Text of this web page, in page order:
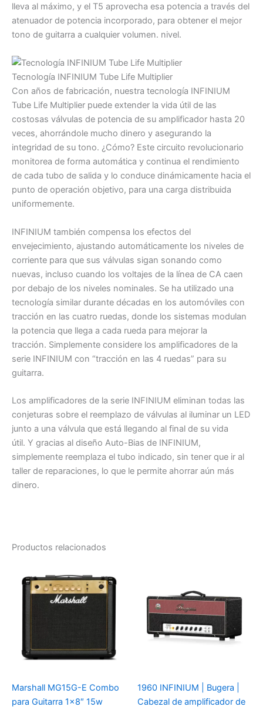
lleva al máximo, y el T5 aprovecha esa potencia a través del
atenuador de potencia incorporado, para obtener el mejor
tono de guitarra a cualquier volumen. nivel.
Tecnología INFINIUM Tube Life Multiplier
Con años de fabricación, nuestra tecnología INFINIUM
Tube Life Multiplier puede extender la vida útil de las
costosas válvulas de potencia de su amplificador hasta 20
veces, ahorrándole mucho dinero y asegurando la
integridad de su tono. ¿Cómo? Este circuito revolucionario
monitorea de forma automática y continua el rendimiento
de cada tubo de salida y lo conduce dinámicamente hacia el
punto de operación objetivo, para una carga distribuida
uniformemente.
INFINIUM también compensa los efectos del
envejecimiento, ajustando automáticamente los niveles de
corriente para que sus válvulas sigan sonando como
nuevas, incluso cuando los voltajes de la línea de CA caen
por debajo de los niveles nominales. Se ha utilizado una
tecnología similar durante décadas en los automóviles con
tracción en las cuatro ruedas, donde los sistemas modulan
la potencia que llega a cada rueda para mejorar la
tracción. Simplemente considere los amplificadores de la
serie INFINIUM con “tracción en las 4 ruedas” para su
guitarra.
Los amplificadores de la serie INFINIUM eliminan todas las
conjeturas sobre el reemplazo de válvulas al iluminar un LED
junto a una válvula que está llegando al final de su vida
útil. Y gracias al diseño Auto-Bias de INFINIUM,
simplemente reemplaza el tubo indicado, sin tener que ir al
taller de reparaciones, lo que le permite ahorrar aún más
dinero.
Productos relacionados
Marshall MG15G-E Combo
para Guitarra 1×8″ 15w
1960 INFINIUM | Bugera |
Cabezal de amplificador de